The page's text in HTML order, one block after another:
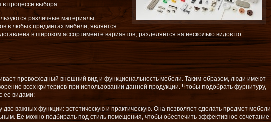
в процессе выбора.
различные материалы.
в любых предметах мебели, является
в широком ассортименте вариантов, разделяется на несколько видов по
превосходный внешний вид и функциональность мебели. Таким образом, люди имеют
всех критериев при использовании данной продукции. Чтобы подобрать фурнитуру,
ее видами:
важных функции: эстетическую и практическую. Она позволяет сделать предмет мебели
Ее можно подбирать под стиль помещения, чтобы обеспечить эффективное сочетание